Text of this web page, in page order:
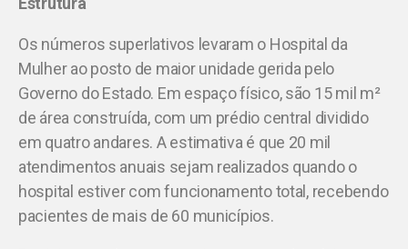
Os números superlativos levaram o Hospital da
Mulher ao posto de maior unidade gerida pelo
Governo do Estado. Em espaço físico, são 15 mil m²
de área construída, com um prédio central dividido
em quatro andares. A estimativa é que 20 mil
atendimentos anuais sejam realizados quando o
hospital estiver com funcionamento total, recebendo
pacientes de mais de 60 municípios.